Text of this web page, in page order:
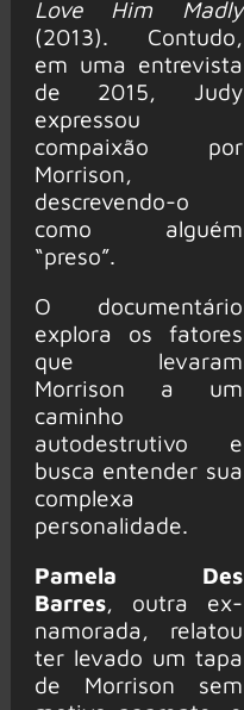
Love Him Madly
(2013). Contudo,
em uma entrevista
de 2015, Judy
expressou
compaixão por
Morrison,
descrevendo-o
como alguém
“preso”.
O documentário
explora os fatores
que levaram
Morrison a um
caminho
autodestrutivo e
busca entender sua
complexa
personalidade.
Pamela Des
Barres, outra ex-
namorada, relatou
ter levado um tapa
de Morrison sem